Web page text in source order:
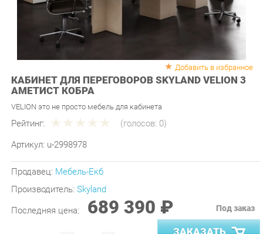
КАБИНЕТ ДЛЯ ПЕРЕГОВОРОВ SKYLAND VELION 3
АМЕТИСТ КОБРА
VELION это не просто мебель для кабинета
Рейтинг: (голосов:0)
Артикул: u-2998978
Производитель:Skyland
Последняя цена: 689 390 ₽
- ЗАКАЗАТЬ